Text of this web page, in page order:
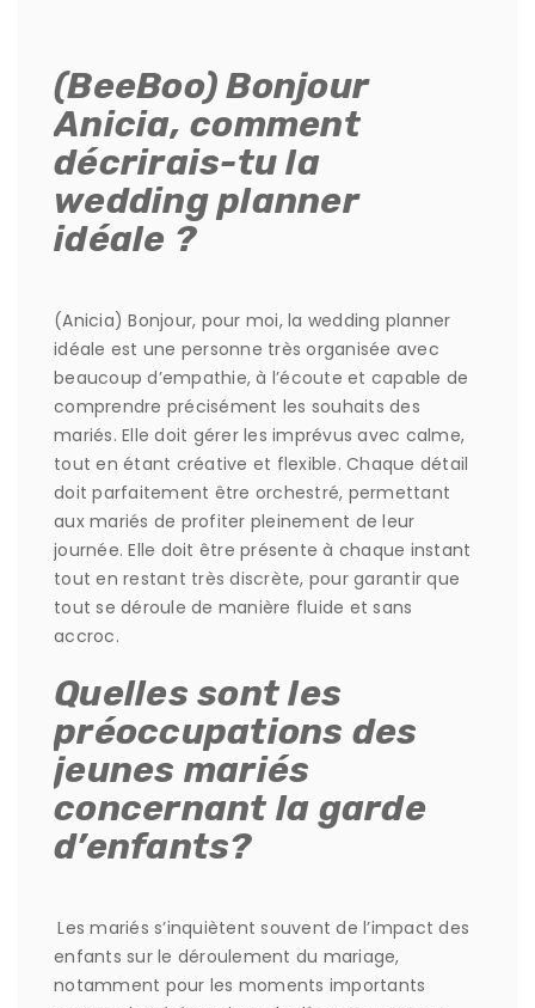
(BeeBoo) Bonjour
Anicia, comment
décrirais-tu la
wedding planner
idéale ?
(Anicia) Bonjour, pour moi, la wedding planner
idéale est une personne très organisée avec
beaucoup d’empathie, à l’écoute et capable de
comprendre précisément les souhaits des
mariés. Elle doit gérer les imprévus avec calme,
tout en étant créative et flexible. Chaque détail
doit parfaitement être orchestré, permettant
aux mariés de profiter pleinement de leur
journée. Elle doit être présente à chaque instant
tout en restant très discrète, pour garantir que
tout se déroule de manière fluide et sans
accroc.
Quelles sont les
préoccupations des
jeunes mariés
concernant la garde
d’enfants?
Les mariés s’inquiètent souvent de l’impact des
enfants sur le déroulement du mariage,
notamment pour les moments importants